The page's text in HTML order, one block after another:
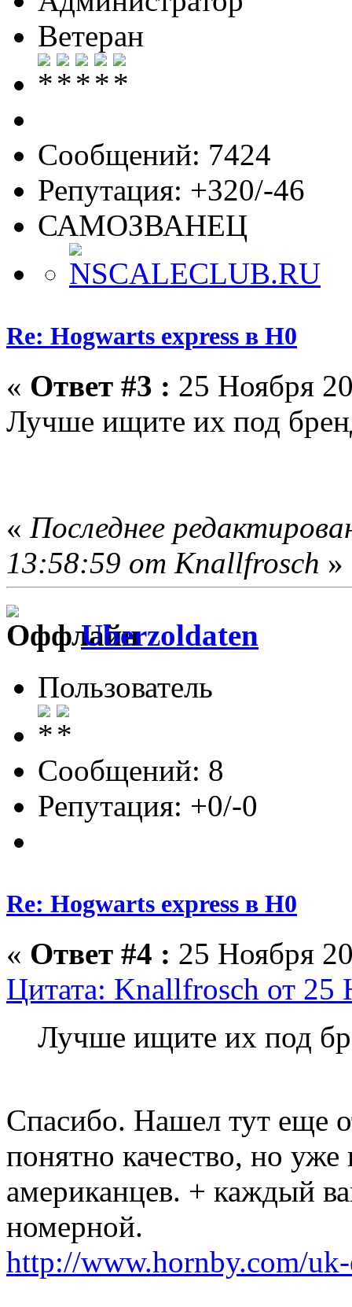
Ветеран
Сообщений: 7424
Репутация: +320/-46
САМОЗВАНЕЦ
Re: Hogwarts express в H0
« Ответ #3 : 25 Ноября
Лучше ищите их под
« Последнее
13:58:59 от Knallfrosch »
Uberzoldaten
Пользователь
Сообщений: 8
Репутация: +0/-0
Re: Hogwarts express в H0
« Ответ #4 : 25 Ноября
Цитата: Knallfrosch от 25
Лучше ищите их под
Спасибо. Нашел тут еще
понятно качество, но
американцев. + каждый
номерной.
http://www.hornby.com/